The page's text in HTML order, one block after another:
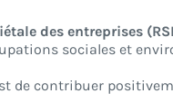
des entreprises
sociales et
de contribuer